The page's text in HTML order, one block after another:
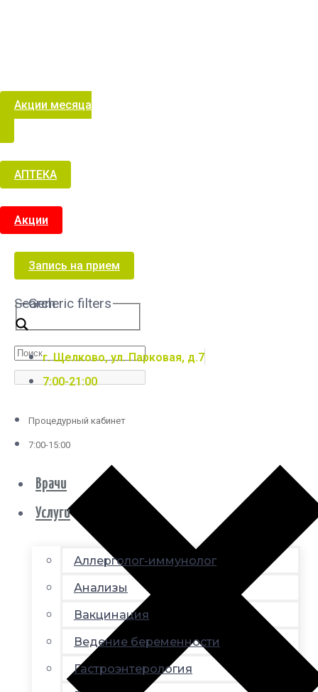
Акции месяца
АПТЕКА
Акции
Запись на прием
Search
Generic filters
г. Щелково, ул. Парковая, д.7
7:00-21:00
Процедурный кабинет
7:00-15:00
Врачи
Услуги
Аллерголог-иммунолог
Анализы
Вакцинация
Ведение беременности
Гастроэнтерология